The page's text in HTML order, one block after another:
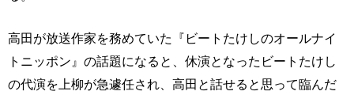
高田が放送作家を務めていた『ビートたけしのオールナイ
トニッポン』の話題になると、休演となったビートたけし
の代演を上柳が急遽任され、高田と話せると思って臨んだ